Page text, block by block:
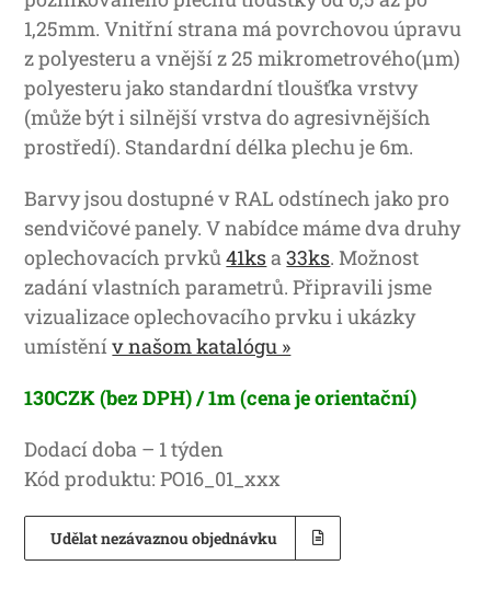
1,25mm. Vnitřní strana má povrchovou úpravu
z polyesteru a vnější z 25 mikrometrového(μm)
polyesteru jako standardní tloušťka vrstvy
(může být i silnější vrstva do agresivnějších
prostředí). Standardní délka plechu je 6m.
Barvy jsou dostupné v RAL odstínech jako pro
sendvičové panely. V nabídce máme dva druhy
oplechovacích prvků41ksa33ks. Možnost
zadání vlastních parametrů. Připravili jsme
vizualizace oplechovacího prvku i ukázky
umístěnív našom katalógu »
130CZK (bez DPH) / 1m (cena je orientační)
Dodací doba – 1 týden
Kód produktu: PO16_01_xxx
Udělat nezávaznou objednávku